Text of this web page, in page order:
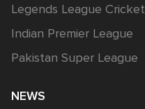
Legends League Cricket
Indian Premier League
Pakistan Super League
NEWS